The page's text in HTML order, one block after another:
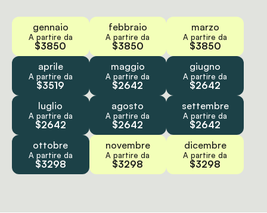
gennaio
A partire da
$3850
febbraio
A partire da
$3850
marzo
A partire da
$3850
aprile
A partire da
$3519
maggio
A partire da
$2642
giugno
A partire da
$2642
luglio
A partire da
$2642
agosto
A partire da
$2642
settembre
A partire da
$2642
ottobre
A partire da
$3298
novembre
A partire da
$3298
dicembre
A partire da
$3298